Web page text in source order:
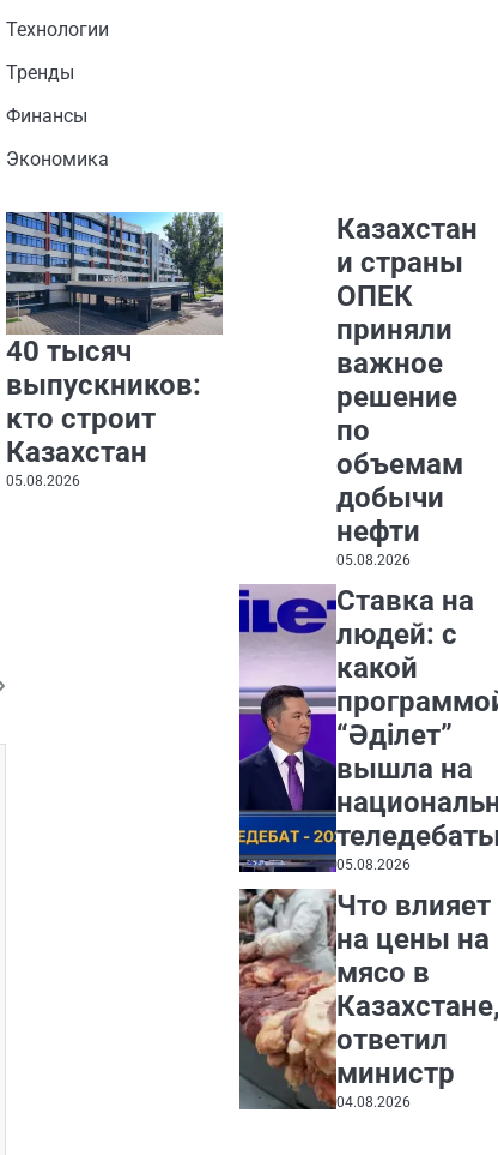
Технологии
Тренды
Финансы
Экономика
40 тысяч
выпускников:
кто строит
Казахстан
05.08.2026
Казахстан
и страны
ОПЕК
приняли
важное
решение
по
объемам
добычи
нефти
05.08.2026
Ставка на
людей: с
какой
“Әділет”
вышла на
05.08.2026
Что влияет
на цены на
мясо в
ответил
министр
04.08.2026